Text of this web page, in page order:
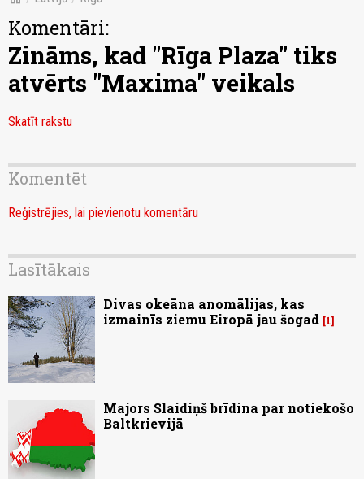
Komentāri:
Zināms, kad "Rīga Plaza" tiks
atvērts "Maxima" veikals
Skatīt rakstu
Komentēt
Reģistrējies, lai pievienotu komentāru
Lasītākais
Divas okeāna anomālijas, kas
izmainīs ziemu Eiropā jau šogad 1
Majors Slaidiņš brīdina par notiekošo
Baltkrievijā